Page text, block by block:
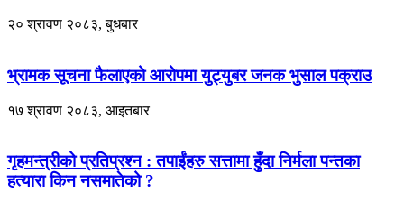
२० श्रावण २०८३, बुधबार
भ्रामक सूचना फैलाएको आरोपमा युट्युबर जनक भुसाल पक्राउ
१७ श्रावण २०८३, आइतबार
गृहमन्त्रीको प्रतिप्रश्न : तपाईंहरु सत्तामा हुँदा निर्मला पन्तका
हत्यारा किन नसमातेको ?